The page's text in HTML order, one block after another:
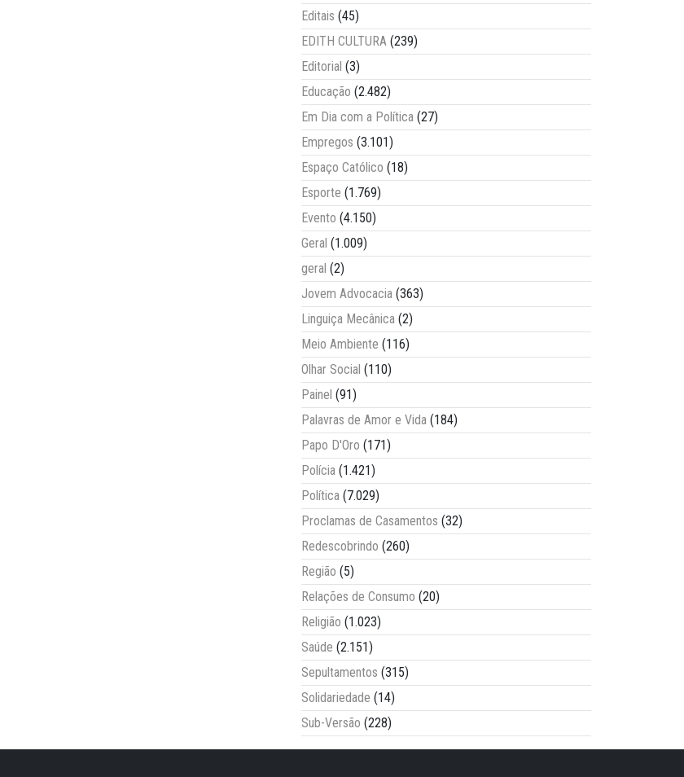
Editais (45)
EDITH CULTURA (239)
Editorial (3)
Educação (2.482)
Em Dia com a Política (27)
Empregos (3.101)
Espaço Católico (18)
Esporte (1.769)
Evento (4.150)
Geral (1.009)
geral (2)
Jovem Advocacia (363)
Linguiça Mecânica (2)
Meio Ambiente (116)
Olhar Social (110)
Painel (91)
Palavras de Amor e Vida (184)
Papo D'Oro (171)
Polícia (1.421)
Política (7.029)
Proclamas de Casamentos (32)
Redescobrindo (260)
Região (5)
Relações de Consumo (20)
Religião (1.023)
Saúde (2.151)
Sepultamentos (315)
Solidariedade (14)
Sub-Versão (228)